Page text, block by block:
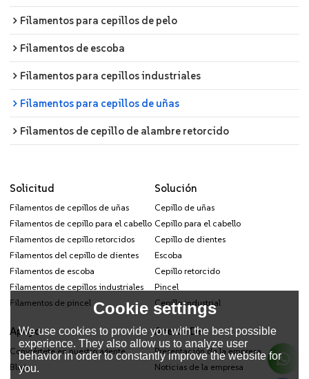
Filamentos para cepillos de pelo
Filamentos de escoba
Filamentos para cepillos industriales
Filamentos para cepillos de uñas
Filamentos de cepillo de alambre retorcido
Solicitud
Filamentos de cepillos de uñas
Filamentos de cepillo para el cabello
Filamentos de cepillo retorcidos
Filamentos del cepillo de dientes
Filamentos de escoba
Filamentos de cepillos industriales
Filamentos de pincel
Solución
Cepillo de uñas
Cepillo para el cabello
Cepillo de dientes
Escoba
Cepillo retorcido
Pincel
Cepillo industrial
Apoyo
Conviértete en nuestro agente
Blogs
Acerca De
Presentación de la empresa
Noticias de la empresa
Cookie settings
We use cookies to provide you with the best possible
experience. They also allow us to analyze user
behavior in order to constantly improve the website for
you.